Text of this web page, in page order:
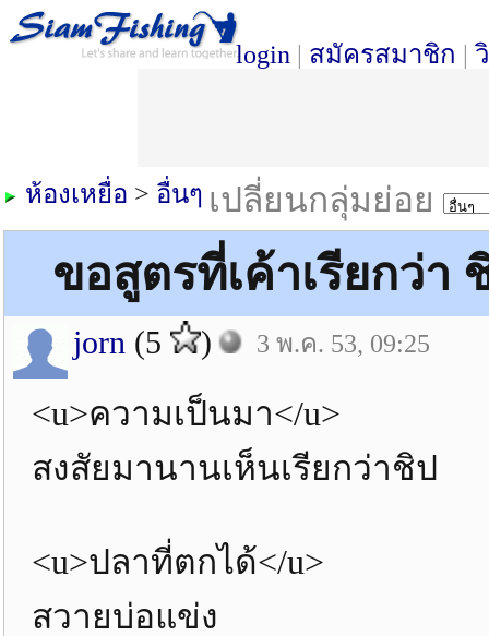
login | สมัครสมาชิก |
เปลี่ยนกลุ่มย่อย
ห้องเหยื่อ > อื่นๆ
ขอสูตรที่เค้าเรียกว่า
jorn (5 ) 3 พ.ค. 53, 09:25
<u>ความเป็นมา</u>
สงสัยมานานเห็นเรียกว่าชิป
<u>ปลาที่ตกได้</u>
สวายบ่อแข่ง